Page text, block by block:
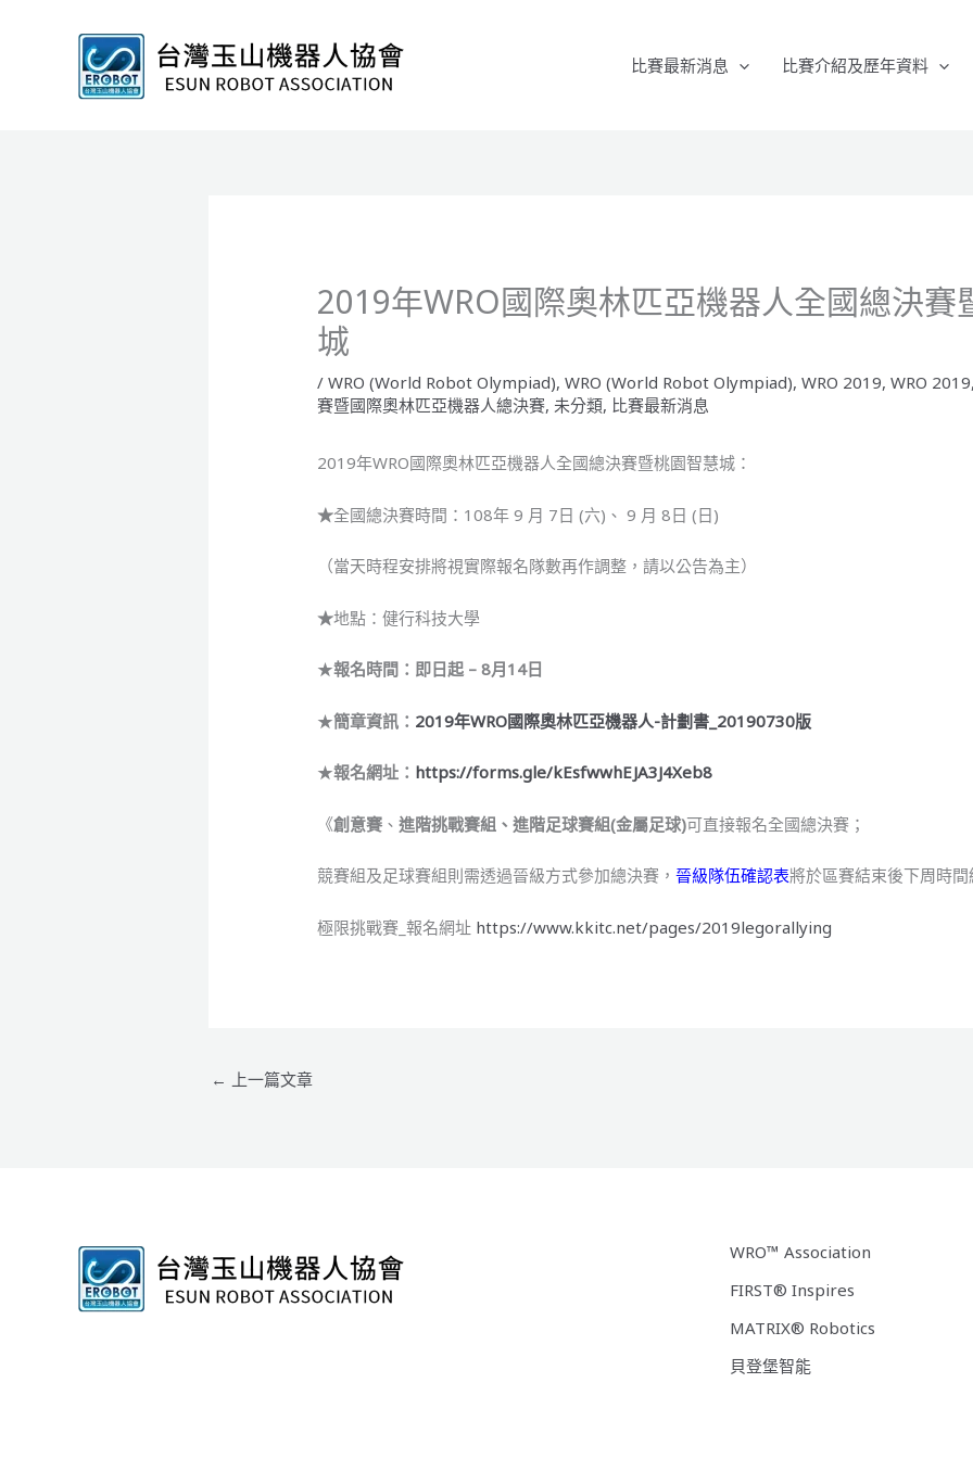
比賽最新消息 比賽介紹及歷年資料
2019年WRO國際奧林匹亞機器人全國總決賽
城
/WRO (World Robot Olympiad),WRO (World Robot Olympiad),WRO 2019,WRO 2019
賽暨國際奧林匹亞機器人總決賽, 未分類, 比賽最新消息
2019年WRO國際奧林匹亞機器人全國總決賽暨桃園智慧城：
★全國總決賽時間：108年 9 月 7日 (六)、 9 月 8日 (日)
（當天時程安排將視實際報名隊數再作調整，請以公告為主）
★地點：健行科技大學
★報名時間：即日起 – 8月14日
★簡章資訊： 2019年WRO國際奧林匹亞機器人-計劃書_20190730版
★報名網址： https://forms.gle/kEsfwwhEJA3J4Xeb8
《創意賽 、進階挑戰賽組、進階足球賽組(金屬足球)可直接報名全國總決賽；
競賽組及足球賽組則需透過晉級方式參加總決賽，晉級隊伍確認表將於區賽結束後下周時間
極限挑戰賽_報名網址 https://www.kkitc.net/pages/2019legorallying
← 上一篇文章
WRO™ Association
FIRST® Inspires
MATRIX® Robotics
貝登堡智能